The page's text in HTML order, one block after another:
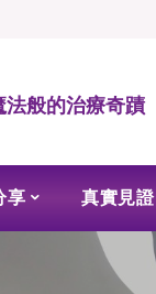
法般的治療奇蹟
享 真實見證